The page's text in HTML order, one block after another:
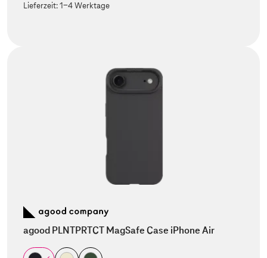
Lieferzeit:1-4 Werktage
agood PLNTPRTCT MagSafe Case iPhone Air